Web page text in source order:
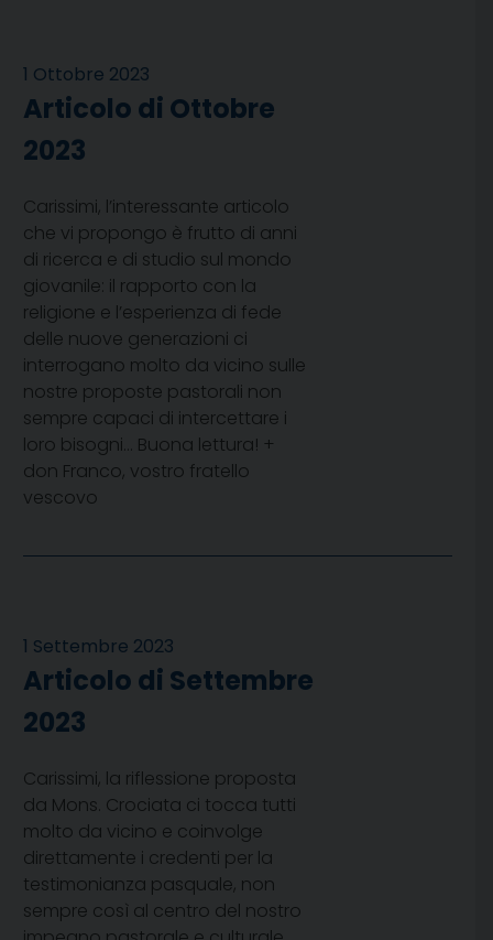
1 Ottobre 2023
Articolo di Ottobre
2023
Carissimi, l’interessante articolo
che vi propongo è frutto di anni
di ricerca e di studio sul mondo
giovanile: il rapporto con la
religione e l’esperienza di fede
delle nuove generazioni ci
interrogano molto da vicino sulle
nostre proposte pastorali non
sempre capaci di intercettare i
loro bisogni… Buona lettura! +
don Franco, vostro fratello
vescovo
1 Settembre 2023
Articolo di Settembre
2023
Carissimi, la riflessione proposta
da Mons. Crociata ci tocca tutti
molto da vicino e coinvolge
direttamente i credenti per la
testimonianza pasquale, non
sempre così al centro del nostro